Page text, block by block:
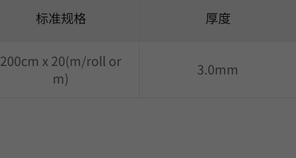
标准规格 厚度
200cm x 20(m/roll or
m)
3.0mm